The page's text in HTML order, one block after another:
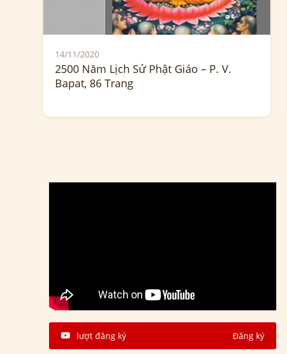
14/11/2020
2500 Năm Lịch Sử Phật Giáo – P. V.
Bapat, 86 Trang
lượt đăng ký Đăng ký